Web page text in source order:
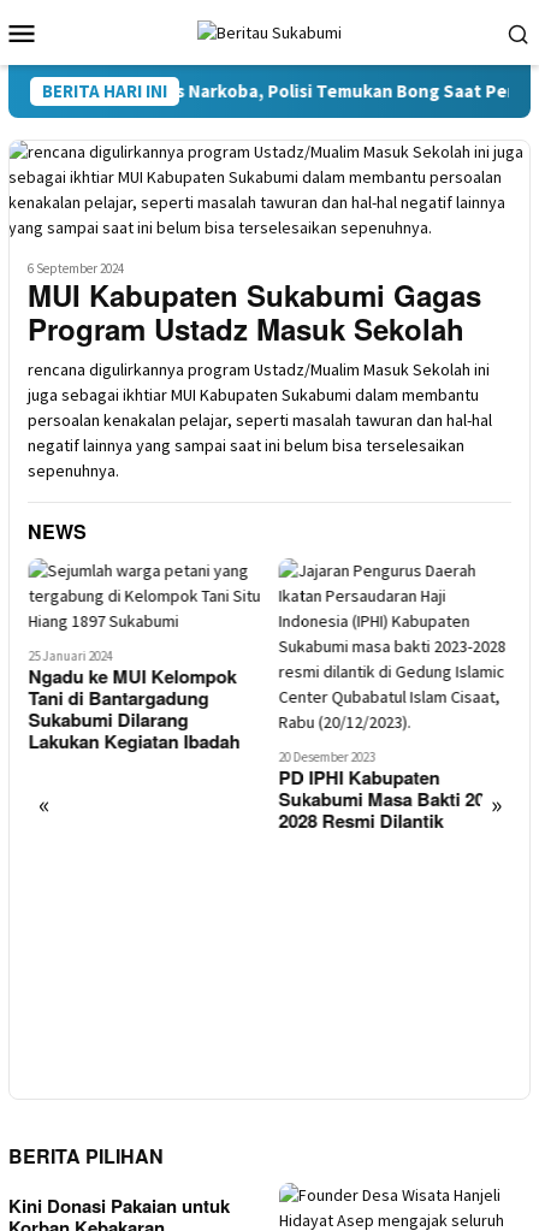
ke
kontenMobile
BERITA HARI INI
Kasus Narkoba, Polisi Temukan Bong Saat
6 September 2024
MUI Kabupaten Sukabumi Gagas
Program Ustadz Masuk Sekolah
rencana digulirkannya program Ustadz/Mualim Masuk Sekolah ini
juga sebagai ikhtiar MUI Kabupaten Sukabumi dalam membantu
persoalan kenakalan pelajar, seperti masalah tawuran dan hal-hal
negatif lainnya yang sampai saat ini belum bisa terselesaikan
sepenuhnya.
NEWS
« »
25 Januari 2024
Ngadu ke MUI Kelompok
Tani di Bantargadung
Sukabumi Dilarang
Lakukan Kegiatan Ibadah
20 Desember 2023
PD IPHI Kabupaten
Sukabumi Masa Bakti 2023-
2028 Resmi Dilantik
BERITA PILIHAN
Kini Donasi Pakaian untuk